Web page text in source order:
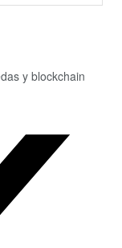
y blockchain